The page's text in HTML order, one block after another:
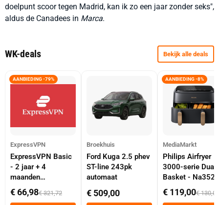
doelpunt scoor tegen Madrid, kan ik zo een jaar zonder seks",
aldus de Canadees in Marca.
WK-deals Bekijk alle deals
AANBIEDING -79%
ExpressVPN
ExpressVPN Basic
- 2 jaar + 4
maanden
abonnement
€ 66,98€ 321,72
Broekhuis
Ford Kuga 2.5 phev
ST-line 243pk
automaat
€ 509,00
AANBIEDING -8%
MediaMarkt
Philips Airfryer
3000-serie Dual
Basket -
Dubbele Mand 9
Tot 6 Personen
€ 119,00€ 130,00